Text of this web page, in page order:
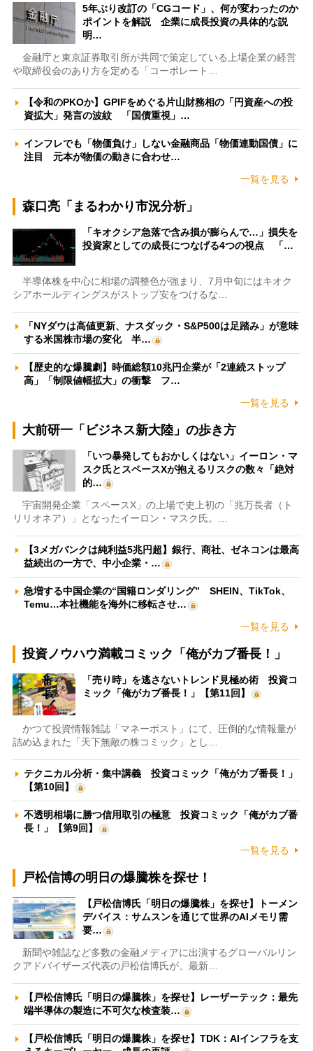
5年ぶり改訂の「CGコード」、何が変わったのか
ポイントを解説 企業に成長投資の具体的な説
明…
金融庁と東京証券取引所が共同で策定している上場企業の経営
や取締役会のあり方を定める「コーポレート…
【令和のPKOか】GPIFをめぐる片山財務相の「円資産への投
資拡大」発言の波紋 「国債重視」…
インフレでも「物価負け」しない金融商品「物価連動国債」に
注目 元本が物価の動きに合わせ…
一覧を見る
森口亮「まるわかり市況分析」
「キオクシア急落で含み損が膨らんで…」損失を
投資家としての成長につなげる4つの視点 「…
半導体株を中心に相場の調整色が強まり、7月中旬にはキオク
シアホールディングスがストップ安をつけるな…
「NYダウは高値更新、ナスダック・S&P500は足踏み」が意味
する米国株市場の変化 半…
【歴史的な爆騰劇】時価総額10兆円企業が「2連続ストップ
高」「制限値幅拡大」の衝撃 フ…
一覧を見る
大前研一「ビジネス新大陸」の歩き方
「いつ暴発してもおかしくはない」イーロン・マ
スク氏とスペースXが抱えるリスクの数々「絶対
的…
宇宙開発企業「スペースX」の上場で史上初の「兆万長者（ト
リリオネア）」となったイーロン・マスク氏。…
【3メガバンクは純利益5兆円超】銀行、商社、ゼネコンは最高
益続出の一方で、中小企業・…
急増する中国企業の“国籍ロンダリング” SHEIN、TikTok、
Temu…本社機能を海外に移転させ…
一覧を見る
投資ノウハウ満載コミック「俺がカブ番長！」
「売り時」を逃さないトレンド見極め術 投資コ
ミック「俺がカブ番長！」【第11回】
かつて投資情報雑誌「マネーポスト」にて、圧倒的な情報量が
詰め込まれた「天下無敵の株コミック」とし…
テクニカル分析・集中講義 投資コミック「俺がカブ番長！」
【第10回】
不透明相場に勝つ信用取引の極意 投資コミック「俺がカブ番
長！」【第9回】
一覧を見る
戸松信博の明日の爆騰株を探せ！
【戸松信博氏「明日の爆騰株」を探せ】トーメン
デバイス：サムスンを通じて世界のAIメモリ需
要…
新聞や雑誌など多数の金融メディアに出演するグローバルリン
クアドバイザーズ代表の戸松信博氏が、最新…
【戸松信博氏「明日の爆騰株」を探せ】レーザーテック：最先
端半導体の製造に不可欠な検査装…
【戸松信博氏「明日の爆騰株」を探せ】TDK：AIインフラを支